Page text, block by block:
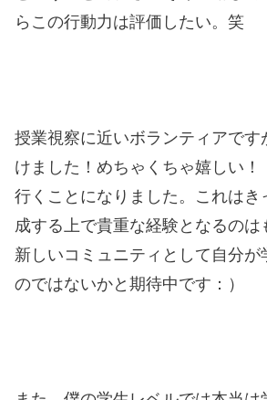
らこの行動力は評価したい。笑
授業視察に近いボランティアです
けました！めちゃくちゃ嬉しい！
行くことになりました。これはき
成する上で貴重な経験となるのは
新しいコミュニティとして自分が
のではないかと期待中です：）